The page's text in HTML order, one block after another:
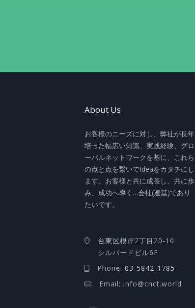
About Us
お客様のニーズに対し、弊社が長年
培った幅広い知識、実践経験、グロ
ーバルネットワークを基に、これら
の点と点を繋いでIdeaをカタチにし
ます。お客様と共に成長し、共に歩
み、成功へ導く…会社(連基)であり
たいです。
台東区根岸2丁目20-10
シルバードビル6F
Phone: 03-5842-1785
Email: info@cnct.world